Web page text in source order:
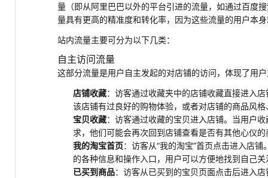
量（即从阿里巴巴以外的平台引进的流量，如通过百度
量具有更高的精准度和转化率，因为这些流量的用户本
站内流量主要可分为以下几类：
自主访问流量
这部分流量是用户自主发起的对店铺的访问，体现了用
店铺收藏：访客通过收藏夹中的店铺收藏直接进入
该店铺有过良好的购物体验，或者对店铺的商品风
宝贝收藏：访客通过收藏的宝贝进入店铺。当用户
求，他们可能会再次回到店铺查看是否有其他心仪的
我的淘宝首页：访客从“我的淘宝”首页点击进入店
的各种信息和操作入口，用户可以方便地找到自己
已买到商品：访客从已买到的宝贝页面点击后进入